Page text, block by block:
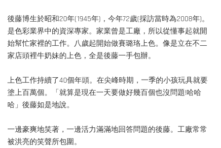
後藤博生於昭和20年(1945年)，今年72歲(採訪當時為2008年)。
是色彩業界中的資深專家。家業曾是工廠，所以從懂事起就開
始幫忙家裡的工作。八歲起開始做賽璐珞上色。像是立在不二
家店頭裡牛奶妹的上色，全是後藤一手包辦。
上色工作持續了40個年頭。在尖峰時期，一季的小孩玩具就要
塗上百萬個。「就算是現在一天要做好幾百個也沒問題!哈哈
哈」後藤如是地說。
一邊豪爽地笑著，一邊活力滿滿地回答問題的後藤。工廠常常
被洪亮的笑聲所包圍。